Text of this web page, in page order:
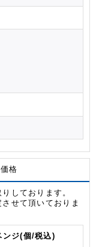
格
しております。
せて頂いておりま
ンジ(個/税込)